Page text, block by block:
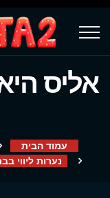
אליס
עמוד הבית
נערות ליווי